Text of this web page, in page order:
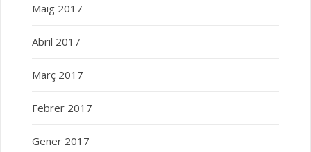
Maig 2017
Abril 2017
Març 2017
Febrer 2017
Gener 2017